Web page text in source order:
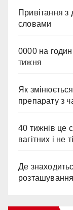
Привітання
словами
0000 на
тижня
Як змінюється
препарату з
40 тижнів це
вагітних і не
Де
розташування